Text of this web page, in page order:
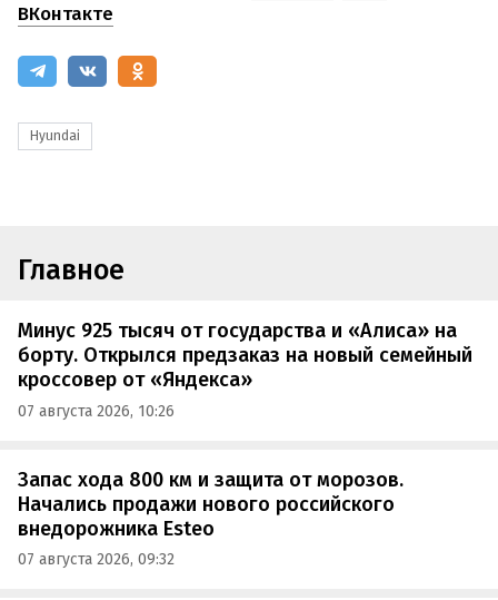
ВКонтакте
Hyundai
Главное
Минус 925 тысяч от государства и «Алиса» на
борту. Открылся предзаказ на новый семейный
кроссовер от «Яндекса»
07 августа 2026, 10:26
Запас хода 800 км и защита от морозов.
Начались продажи нового российского
внедорожника Esteo
07 августа 2026, 09:32